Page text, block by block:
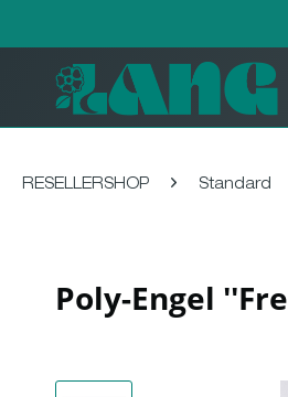
RESELLERSHOP Standard
Poly-Engel